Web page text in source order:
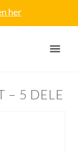
her
– 5 DELE